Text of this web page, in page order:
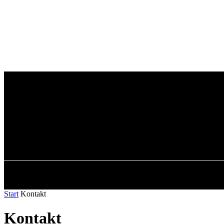
Start Kontakt
Kontakt